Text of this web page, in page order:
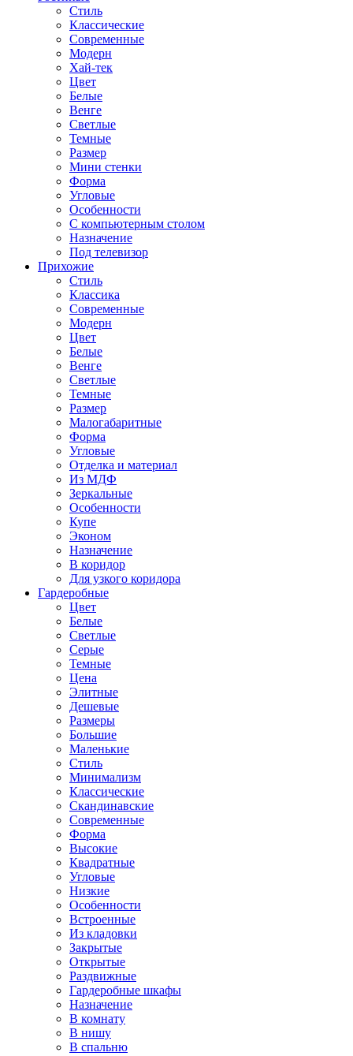
Стиль
Классические
Современные
Модерн
Хай-тек
Цвет
Белые
Венге
Светлые
Темные
Размер
Мини стенки
Форма
Угловые
Особенности
С компьютерным столом
Назначение
Под телевизор
Прихожие
Стиль
Классика
Современные
Модерн
Цвет
Белые
Венге
Светлые
Темные
Размер
Малогабаритные
Форма
Угловые
Отделка и материал
Из МДФ
Зеркальные
Особенности
Купе
Эконом
Назначение
В коридор
Для узкого коридора
Гардеробные
Цвет
Белые
Светлые
Серые
Темные
Цена
Элитные
Дешевые
Размеры
Большие
Маленькие
Стиль
Минимализм
Классические
Скандинавские
Современные
Форма
Высокие
Квадратные
Угловые
Низкие
Особенности
Встроенные
Из кладовки
Закрытые
Открытые
Раздвижные
Гардеробные шкафы
Назначение
В комнату
В нишу
В спальню